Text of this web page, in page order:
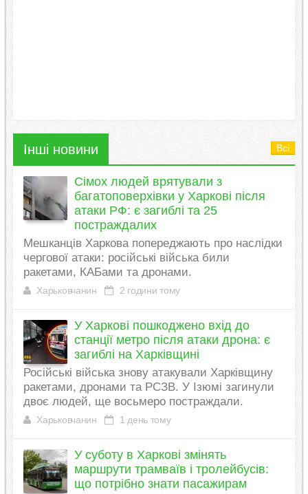
Інші новини Всі
Сімох людей врятували з
багатоповерхівки у Харкові після
атаки РФ: є загиблі та 25
постраждалих
Мешканців Харкова попереджають про наслідки
чергової атаки: російські війська били
ракетами, КАБами та дронами.
Харьковчанин 2 години тому
У Харкові пошкоджено вхід до
станції метро після атаки дрона: є
загиблі на Харківщині
Російські війська знову атакували Харківщину
ракетами, дронами та РСЗВ. У Ізюмі загинули
двоє людей, ще восьмеро постраждали.
Харьковчанин 1 день тому
У суботу в Харкові змінять
маршрути трамваїв і тролейбусів:
що потрібно знати пасажирам